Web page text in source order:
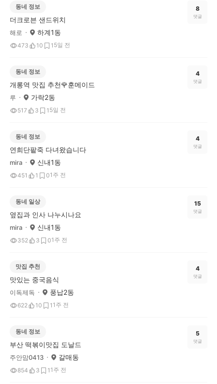
동네 정보
더크로븐 샌드위치
해로 하계1동
473 10 1 5일 전
8
댓글
동네 정보
개롱역 맛집 추천🌹훈메이드
루 가락2동
517 3 1 5일 전
4
댓글
동네 정보
연희단팥죽 다녀왔습니다
mira 신내1동
451 1 01주 전
4
댓글
동네 일상
옆집과 인사 나누시나요
mira 신내1동
352 3 01주 전
15
댓글
맛집 추천
맛있는 중국음식
이독제독 풍납2동
622 10 1 1주 전
4
댓글
동네 정보
부산 떡볶이맛집 도날드
주안맘0413 갈매동
854 3 1 1주 전
5
댓글